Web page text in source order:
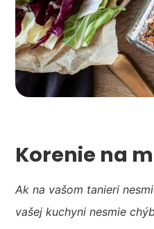
Korenie na
Ak na vašom tanieri
vašej kuchyni nesmie